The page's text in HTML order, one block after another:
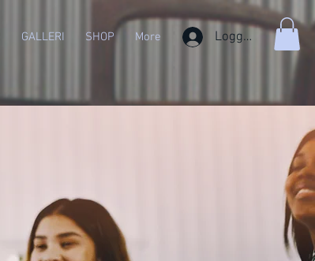
GALLERI SHOP More Logg inn